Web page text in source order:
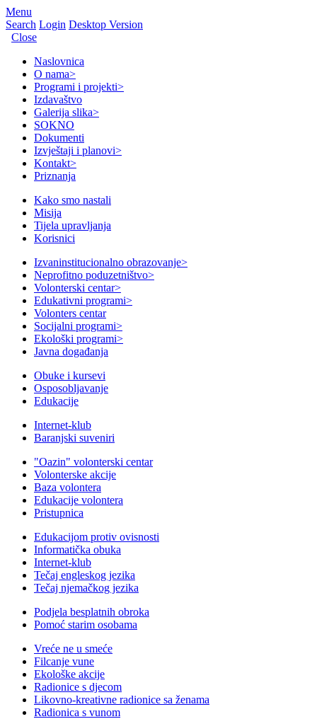
Menu
Search Login Desktop Version
Close
Naslovnica
O nama>
Programi i projekti>
Izdavaštvo
Galerija slika>
SOKNO
Dokumenti
Izvještaji i planovi>
Kontakt>
Priznanja
Kako smo nastali
Misija
Tijela upravljanja
Korisnici
Izvaninstitucionalno obrazovanje>
Neprofitno poduzetništvo>
Volonterski centar>
Edukativni programi>
Volonters centar
Socijalni programi>
Ekološki programi>
Javna događanja
Obuke i kursevi
Osposobljavanje
Edukacije
Internet-klub
Baranjski suveniri
"Oazin" volonterski centar
Volonterske akcije
Baza volontera
Edukacije volontera
Pristupnica
Edukacijom protiv ovisnosti
Informatička obuka
Internet-klub
Tečaj engleskog jezika
Tečaj njemačkog jezika
Podjela besplatnih obroka
Pomoć starim osobama
Vreće ne u smeće
Filcanje vune
Ekološke akcije
Radionice s djecom
Likovno-kreativne radionice sa ženama
Radionica s vunom